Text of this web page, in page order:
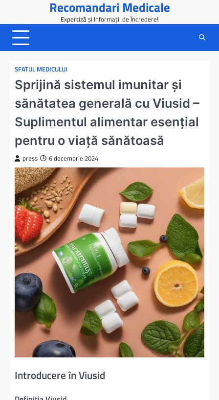
content
Recomandari Medicale
Expertiză și Informații de Încredere!
SFATUL MEDICULUI
Sprijină sistemul imunitar și
sănătatea generală cu Viusid –
Suplimentul alimentar esențial
pentru o viață sănătoasă
press 6 decembrie 2024
Introducere în Viusid